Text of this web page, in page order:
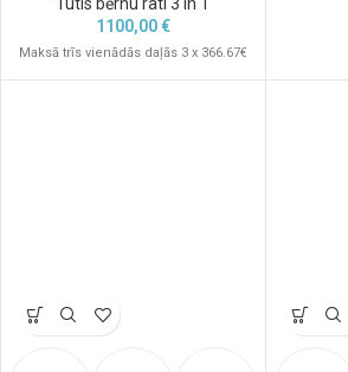
1100,00€
Maksā trīs vienādās daļās 3 x 366.67€